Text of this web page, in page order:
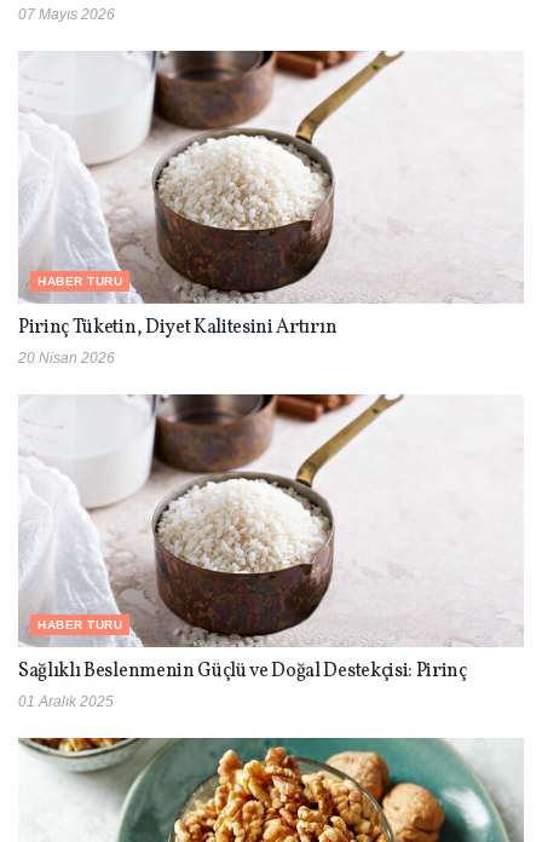
07 Mayıs 2026
HABER TURU
Pirinç Tüketin, Diyet Kalitesini Artırın
20 Nisan 2026
HABER TURU
Sağlıklı Beslenmenin Güçlü ve Doğal Destekçisi: Pirinç
01 Aralık 2025